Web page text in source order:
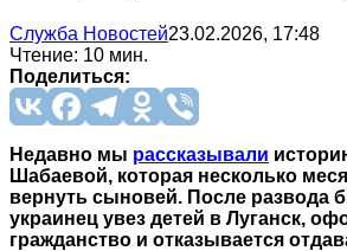
Служба Новостей23.02.2026, 17:48
Чтение: 10 мин.
Поделиться:
Недавно мы рассказывали
Шабаевой, которая несколько
вернуть сыновей. После развода
украинец увез детей в Луганск,
гражданство и отказывается